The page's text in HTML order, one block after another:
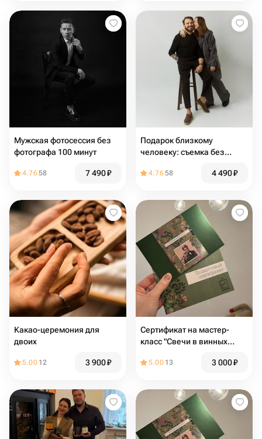
Мужская фотосессия без
фотографа 100 минут
4.7658 7 490₽
Подарок близкому
человеку: съемка без
4.7658 4 490₽
Какао-церемония для
двоих
5.00 12 3 900₽
Сертификат на мастер-
класс "Свечи в винных
5.00 13 3 000₽